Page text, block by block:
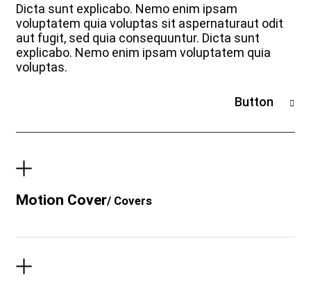
Dicta sunt explicabo. Nemo enim ipsam
voluptatem quia voluptas sit aspernaturaut odit
aut fugit, sed quia consequuntur. Dicta sunt
explicabo. Nemo enim ipsam voluptatem quia
voluptas.
Button
Motion Cover/ Covers